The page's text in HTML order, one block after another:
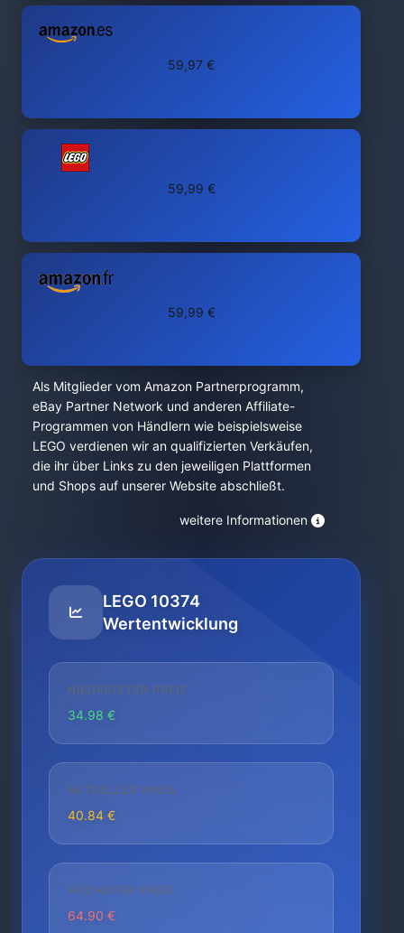
59,97 €
59,99 €
59,99 €
Als Mitglieder vom Amazon Partnerprogramm,
eBay Partner Network und anderen Affiliate-
Programmen von Händlern wie beispielsweise
LEGO verdienen wir an qualifizierten Verkäufen,
die ihr über Links zu den jeweiligen Plattformen
und Shops auf unserer Website abschließt.
weitere Informationen
LEGO 10374
Wertentwicklung
NIEDRIGSTER PREIS
34.98 €
AKTUELLER PREIS
40.84 €
HÖCHSTER PREIS
64.90 €